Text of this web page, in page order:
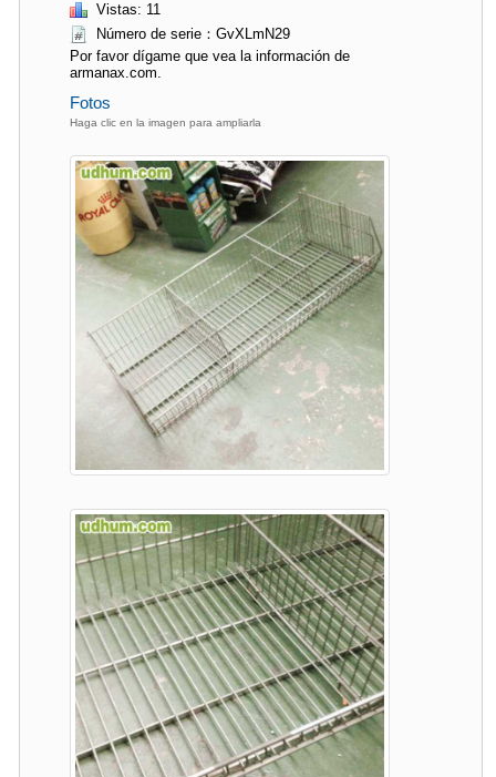
Vistas: 11
Número de serie：GvXLmN29
Por favor dígame que vea la información de
armanax.com.
Fotos
Haga clic en la imagen para ampliarla